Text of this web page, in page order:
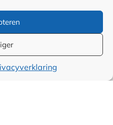
linkpartners
Algemene
voorwaarden